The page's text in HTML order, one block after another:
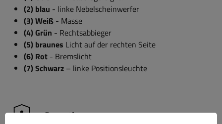
(2) blau - linke Nebelscheinwerfer
(3) Weiß - Masse
(4) Grün - Rechtsabbieger
(5) braunes Licht auf der rechten Seite
(6) Rot - Bremslicht
(7) Schwarz – linke Positionsleuchte
Garantie